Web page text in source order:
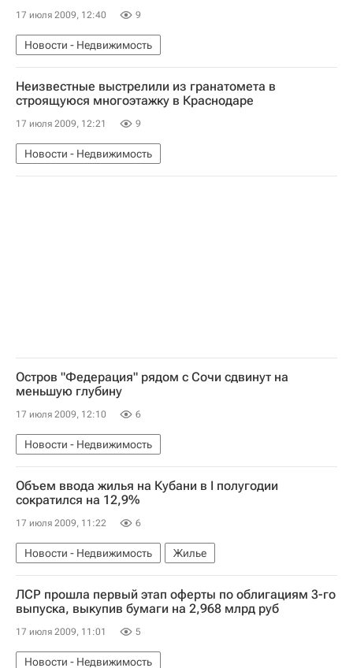
17 июля 2009, 12:40 9
Новости - Недвижимость
Неизвестные выстрелили из гранатомета в
строящуюся многоэтажку в Краснодаре
17 июля 2009, 12:21 9
Новости - Недвижимость
Остров "Федерация" рядом с Сочи сдвинут на
меньшую глубину
17 июля 2009, 12:10 6
Новости - Недвижимость
Объем ввода жилья на Кубани в I полугодии
сократился на 12,9%
17 июля 2009, 11:22 6
Новости - Недвижимость Жилье
ЛСР прошла первый этап оферты по облигациям 3-го
выпуска, выкупив бумаги на 2,968 млрд руб
17 июля 2009, 11:01 5
Новости - Недвижимость